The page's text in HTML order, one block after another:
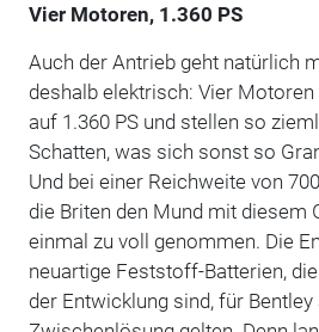
Vier Motoren, 1.360 PS
Auch der Antrieb geht natürlich
deshalb elektrisch: Vier
auf 1.360 PS und stellen so
Schatten, was sich sonst so
Und bei einer Reichweite von
die Briten den Mund mit diesem
einmal zu voll genommen. Die
neuartige Feststoff-Batterien,
der Entwicklung sind, für